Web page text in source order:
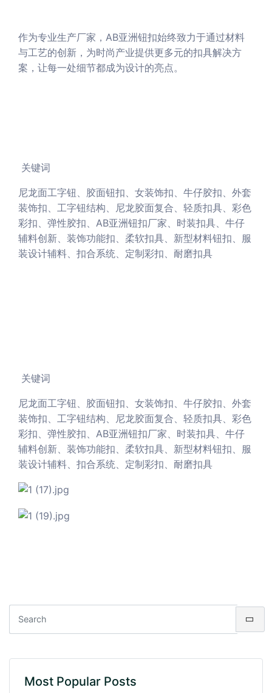
作为专业生产厂家，AB亚洲钮扣始终致力于通过材料
与工艺的创新，为时尚产业提供更多元的扣具解决方
案，让每一处细节都成为设计的亮点。
关键词
尼龙面工字钮、胶面钮扣、女装饰扣、牛仔胶扣、外套
装饰扣、工字钮结构、尼龙胶面复合、轻质扣具、彩色
彩扣、弹性胶扣、AB亚洲钮扣厂家、时装扣具、牛仔
辅料创新、装饰功能扣、柔软扣具、新型材料钮扣、服
装设计辅料、扣合系统、定制彩扣、耐磨扣具
关键词
尼龙面工字钮、胶面钮扣、女装饰扣、牛仔胶扣、外套
装饰扣、工字钮结构、尼龙胶面复合、轻质扣具、彩色
彩扣、弹性胶扣、AB亚洲钮扣厂家、时装扣具、牛仔
辅料创新、装饰功能扣、柔软扣具、新型材料钮扣、服
装设计辅料、扣合系统、定制彩扣、耐磨扣具
Most Popular Posts